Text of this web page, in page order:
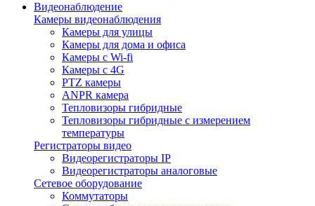
Видеонаблюдение
Камеры видеонаблюдения
Камеры для улицы
Камеры для дома и офиса
Камеры с Wi-fi
Камеры с 4G
PTZ камеры
ANPR камера
Тепловизоры гибридные
Тепловизоры гибридные c измерением
температуры
Регистраторы видео
Видеорегистраторы IP
Видеорегистраторы аналоговые
Сетевое оборудование
Коммутаторы